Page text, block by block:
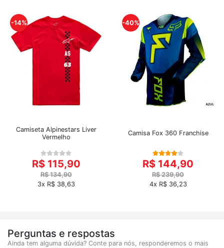
-14%
Camiseta Alpinestars Liver
Vermelho
R$ 115,90
R$ 134,90
3x R$ 38,63
-40%
Camisa Fox 360 Franchise
R$ 144,90
R$ 239,90
4x R$ 36,23
Perguntas e respostas
Ainda tem alguma dúvida? Conte para nós, responderemos o mais